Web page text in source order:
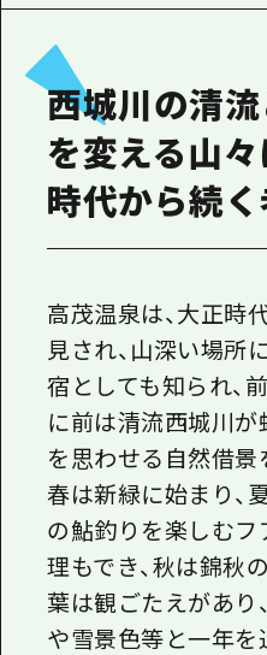
ボランテ
ガイドブ
広島県の
よくある
フォトダ
関連リンク
西城川の清
を変える山
時代から続
高茂温泉は、大正時
見され、山深い場所
宿としても知られ、
に前は清流西城川
を思わせる自然借景
春は新緑に始まり、
の鮎釣りを楽しむ
理もでき、秋は錦秋
葉は観ごたえがあり
や雪景色等と一年